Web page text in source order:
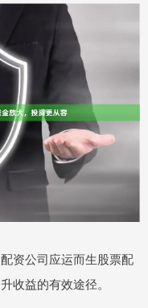
资公司应运而生股票配
收益的有效途径。